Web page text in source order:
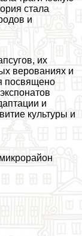
стала
и
их
верованиях и
посвящено
и
культуры и